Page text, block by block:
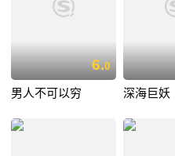
6.0
男人不可以穷 深海巨妖